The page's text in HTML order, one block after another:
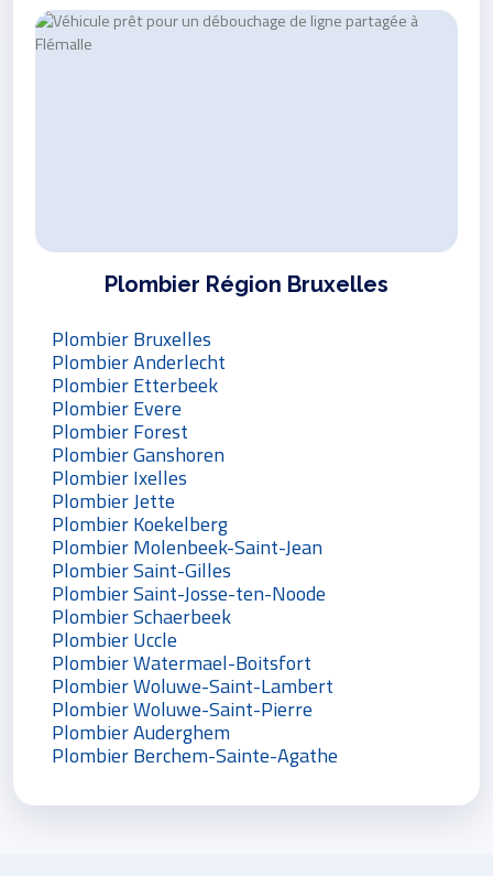
Plombier Région Bruxelles
Plombier Bruxelles
Plombier Anderlecht
Plombier Etterbeek
Plombier Evere
Plombier Forest
Plombier Ganshoren
Plombier Ixelles
Plombier Jette
Plombier Koekelberg
Plombier Molenbeek-Saint-Jean
Plombier Saint-Gilles
Plombier Saint-Josse-ten-Noode
Plombier Schaerbeek
Plombier Uccle
Plombier Watermael-Boitsfort
Plombier Woluwe-Saint-Lambert
Plombier Woluwe-Saint-Pierre
Plombier Auderghem
Plombier Berchem-Sainte-Agathe